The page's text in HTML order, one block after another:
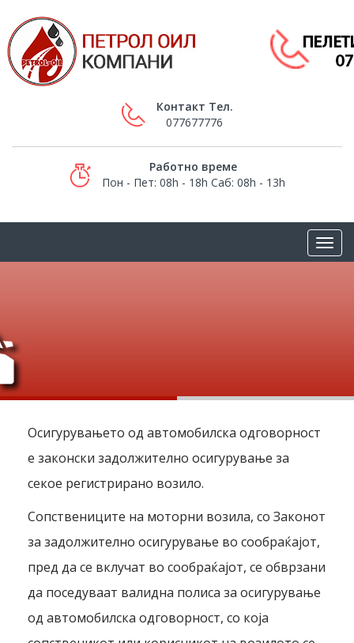
Контакт Тел.
077677776
Работно време
Пон - Пет: 08h - 18h Саб: 08h - 13h
Осигурувањето од автомобилска одговорност
е законски задолжително осигурување за
секое регистрирано возило.
Сопствениците на моторни возила, со Законот
за задолжително осигурување во сообраќајот,
пред да се вклучат во сообраќајот, се обврзани
да поседуваат валидна полиса за осигурување
од автомобилска одговорност, со која